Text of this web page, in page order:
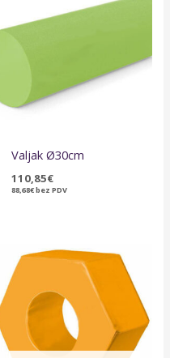
Valjak Ø30cm
110,85€
88,68€bez PDV